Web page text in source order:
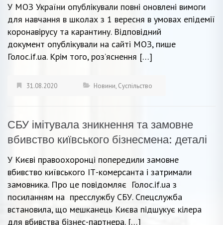
У МОЗ України опублікували повні оновлені вимоги
для навчання в школах з 1 вересня в умовах епідемії
коронавірусу та карантину. Відповідний
документ опублікували на сайті МОЗ, пише
Голос.if.ua. Крім того, роз’яснення […]
31.08.2020 Новини, Суспільство
СБУ імітувала зникнення та замовне
вбивство київського бізнесмена: деталі
У Києві правоохоронці попередили замовне
вбивство київського ІТ-комерсанта і затримали
замовника. Про це повідомляє Голос.if.ua з
посиланням на пресслужбу СБУ. Спецслужба
встановила, що мешканець Києва підшукує кілера
для вбивства бізнес-партнера. […]